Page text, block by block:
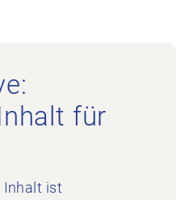
für
Inhalt ist